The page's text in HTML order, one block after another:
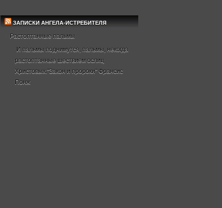
ЗАПИСКИ АНГЕЛА-ИСТРЕБИТЕЛЯ
Растоптанные пальмы
И пальмы поднимутся, пальмы, некогда
растоптанные шествием ослиц
Христовых."Закон и пророки" Франсис
Понж